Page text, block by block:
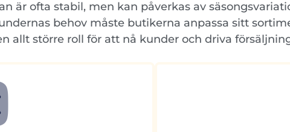
är ofta stabil, men kan påverkas av
behov måste butikerna anpassa sitt
allt större roll för att nå kunder och driva